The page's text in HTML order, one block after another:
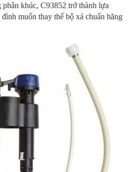
khúc, C93852 trở thành lựa
muốn thay thế bộ xả chuẩn hãng